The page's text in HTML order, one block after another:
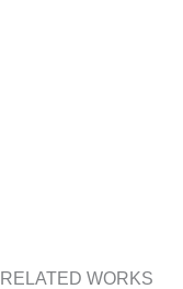
RELATED WORKS